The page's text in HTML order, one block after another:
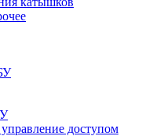
доступом